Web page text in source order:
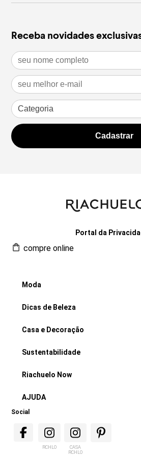
Receba novidades
Portal da
compre online
Moda
Dicas de Beleza
Casa e Decoração
Sustentabilidade
Riachuelo Now
AJUDA
Social
RCHLO
CASA
RCHLO